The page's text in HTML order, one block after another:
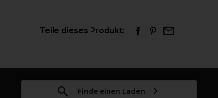
Teile dieses Produkt:
Finde einen Laden